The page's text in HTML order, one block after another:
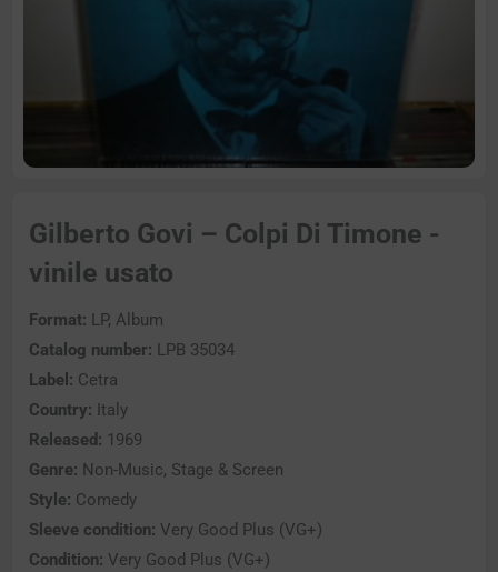
Gilberto Govi – Colpi Di Timone -
vinile usato
Format: LP, Album
Catalog number: LPB 35034
Label: Cetra
Country: Italy
Released: 1969
Genre: Non-Music, Stage & Screen
Style: Comedy
Sleeve condition: Very Good Plus (VG+)
Condition: Very Good Plus (VG+)